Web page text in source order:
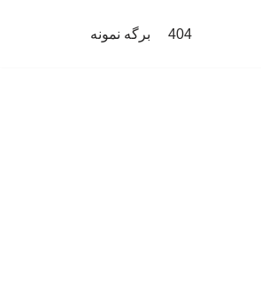
404 برگه نمونه